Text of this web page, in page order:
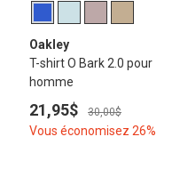
Oakley
T-shirt O Bark 2.0 pour
homme
21,95$ 30,00$
Vous économisez 26%